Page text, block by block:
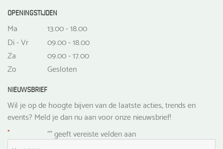
OPENINGSTIJDEN
Ma
13.00 - 18.00
Di - Vr
09.00 - 18.00
Za
09.00 - 17.00
Zo
Gesloten
NIEUWSBRIEF
Wil je op de hoogte bijven van de laatste acties, trends en
events? Meld je dan nu aan voor onze nieuwsbrief!
"
* " geeft vereiste velden aan